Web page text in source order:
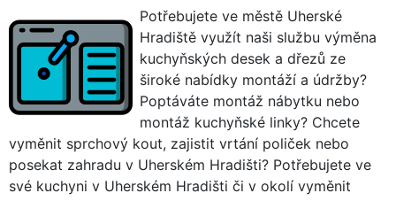
Potřebujete ve městě Uherské
Hradiště využít naši službu výměna
kuchyňských desek a dřezů ze
široké nabídky montáží a údržby?
Poptáváte montáž nábytku nebo
montáž kuchyňské linky? Chcete
vyměnit sprchový kout, zajistit vrtání poliček nebo
posekat zahradu v Uherském Hradišti? Potřebujete ve
své kuchyni v Uherském Hradišti či v okolí vyměnit